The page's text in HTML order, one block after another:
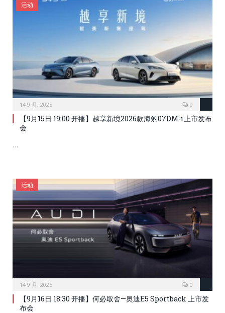
活动
14 9 月, 2025 0
【9月15日 19:00 开播】越享新境2026款海豹07DM-i上市发布
会
…
活动
14 9 月, 2025 0
【9月16日 18:30 开播】何必取舍—奥迪E5 Sportback 上市发
布会